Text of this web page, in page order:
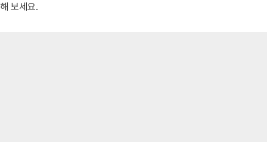
해 보세요.